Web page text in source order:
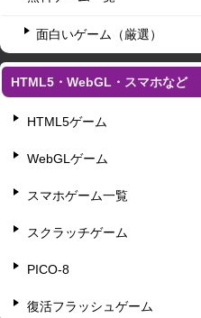
面白いゲーム（厳選）
HTML5・WebGL・スマホなど
HTML5ゲーム
WebGLゲーム
スマホゲーム一覧
スクラッチゲーム
PICO-8
復活フラッシュゲーム